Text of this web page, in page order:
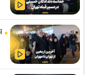
نمایش‌های کشور، ٢ شب به صحنه نمی‌روند
خبرنگاران در خط مقدم جنگ
هیئت داوران پنجمین
معرفی شدند